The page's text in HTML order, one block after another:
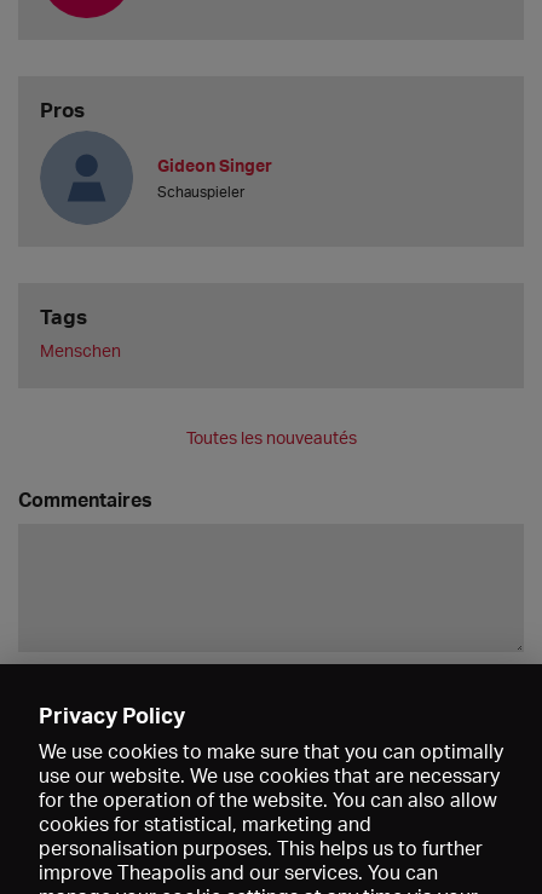
Pros
Gideon Singer
Schauspieler
Tags
Menschen
Toutes les nouveautés
Commentaires
Privacy Policy
We use cookies to make sure that you can optimally
use our website. We use cookies that are necessary
for the operation of the website. You can also allow
cookies for statistical, marketing and
personalisation purposes. This helps us to further
improve Theapolis and our services. You can